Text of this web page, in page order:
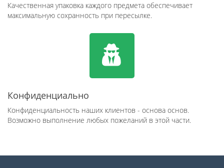
Качественная упаковка каждого предмета обеспечивает
максимальную сохранность при пересылке.
Конфиденциально
Конфиденциальность наших клиентов - основа основ.
Возможно выполнение любых пожеланий в этой части.